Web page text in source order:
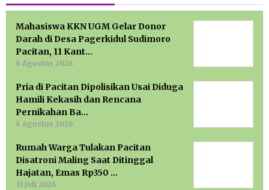
Mahasiswa KKN UGM Gelar Donor
Darah di Desa Pagerkidul Sudimoro
Pacitan, 11 Kant…
6 Agustus 2026
Pria di Pacitan Dipolisikan Usai Diduga
Hamili Kekasih dan Rencana
Pernikahan Ba…
4 Agustus 2026
Rumah Warga Tulakan Pacitan
Disatroni Maling Saat Ditinggal
Hajatan, Emas Rp350 …
31 Juli 2026